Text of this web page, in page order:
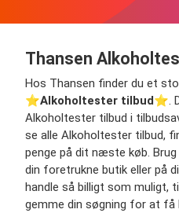
Thansen
Hos Thansen finder du et
⭐️Alkoholtester tilbud⭐️.
Alkoholtester tilbud i
se alle Alkoholtester tilbud,
penge på dit næste køb.
din foretrukne butik eller på
handle så billigt som muligt,
gemme din søgning for at få